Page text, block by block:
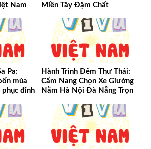
Nam
Miền Tây Đậm Chất
Pa:
mùa
phục đỉnh
Hành Trình Đêm Thư Thái:
Cẩm Nang Chọn Xe Giường
Nằm Hà Nội Đà Nẵng Trọn